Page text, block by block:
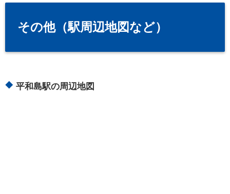
その他（駅周辺地図など）
平和島駅の周辺地図